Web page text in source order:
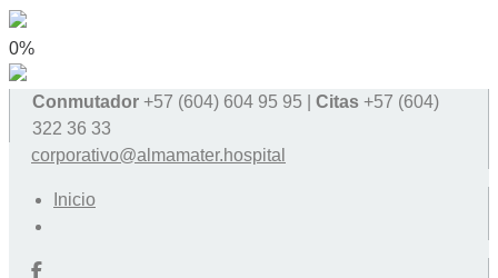
0%
Conmutador +57 (604) 604 95 95 | Citas +57 (604)
322 36 33
corporativo@almamater.hospital
Inicio